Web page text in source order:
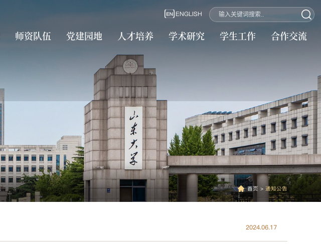
ENGLISH
师资队伍 党建园地 人才培养 学术研究 学生工作 合作交流
首页 > 通知公告
2024.06.17